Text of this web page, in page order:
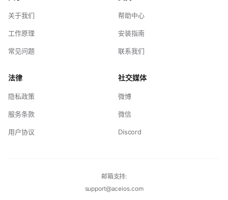
关于我们
工作原理
常见问题
帮助中心
安装指南
联系我们
法律
隐私政策
服务条款
用户协议
社交媒体
微博
微信
Discord
邮箱支持:
support@aceios.com